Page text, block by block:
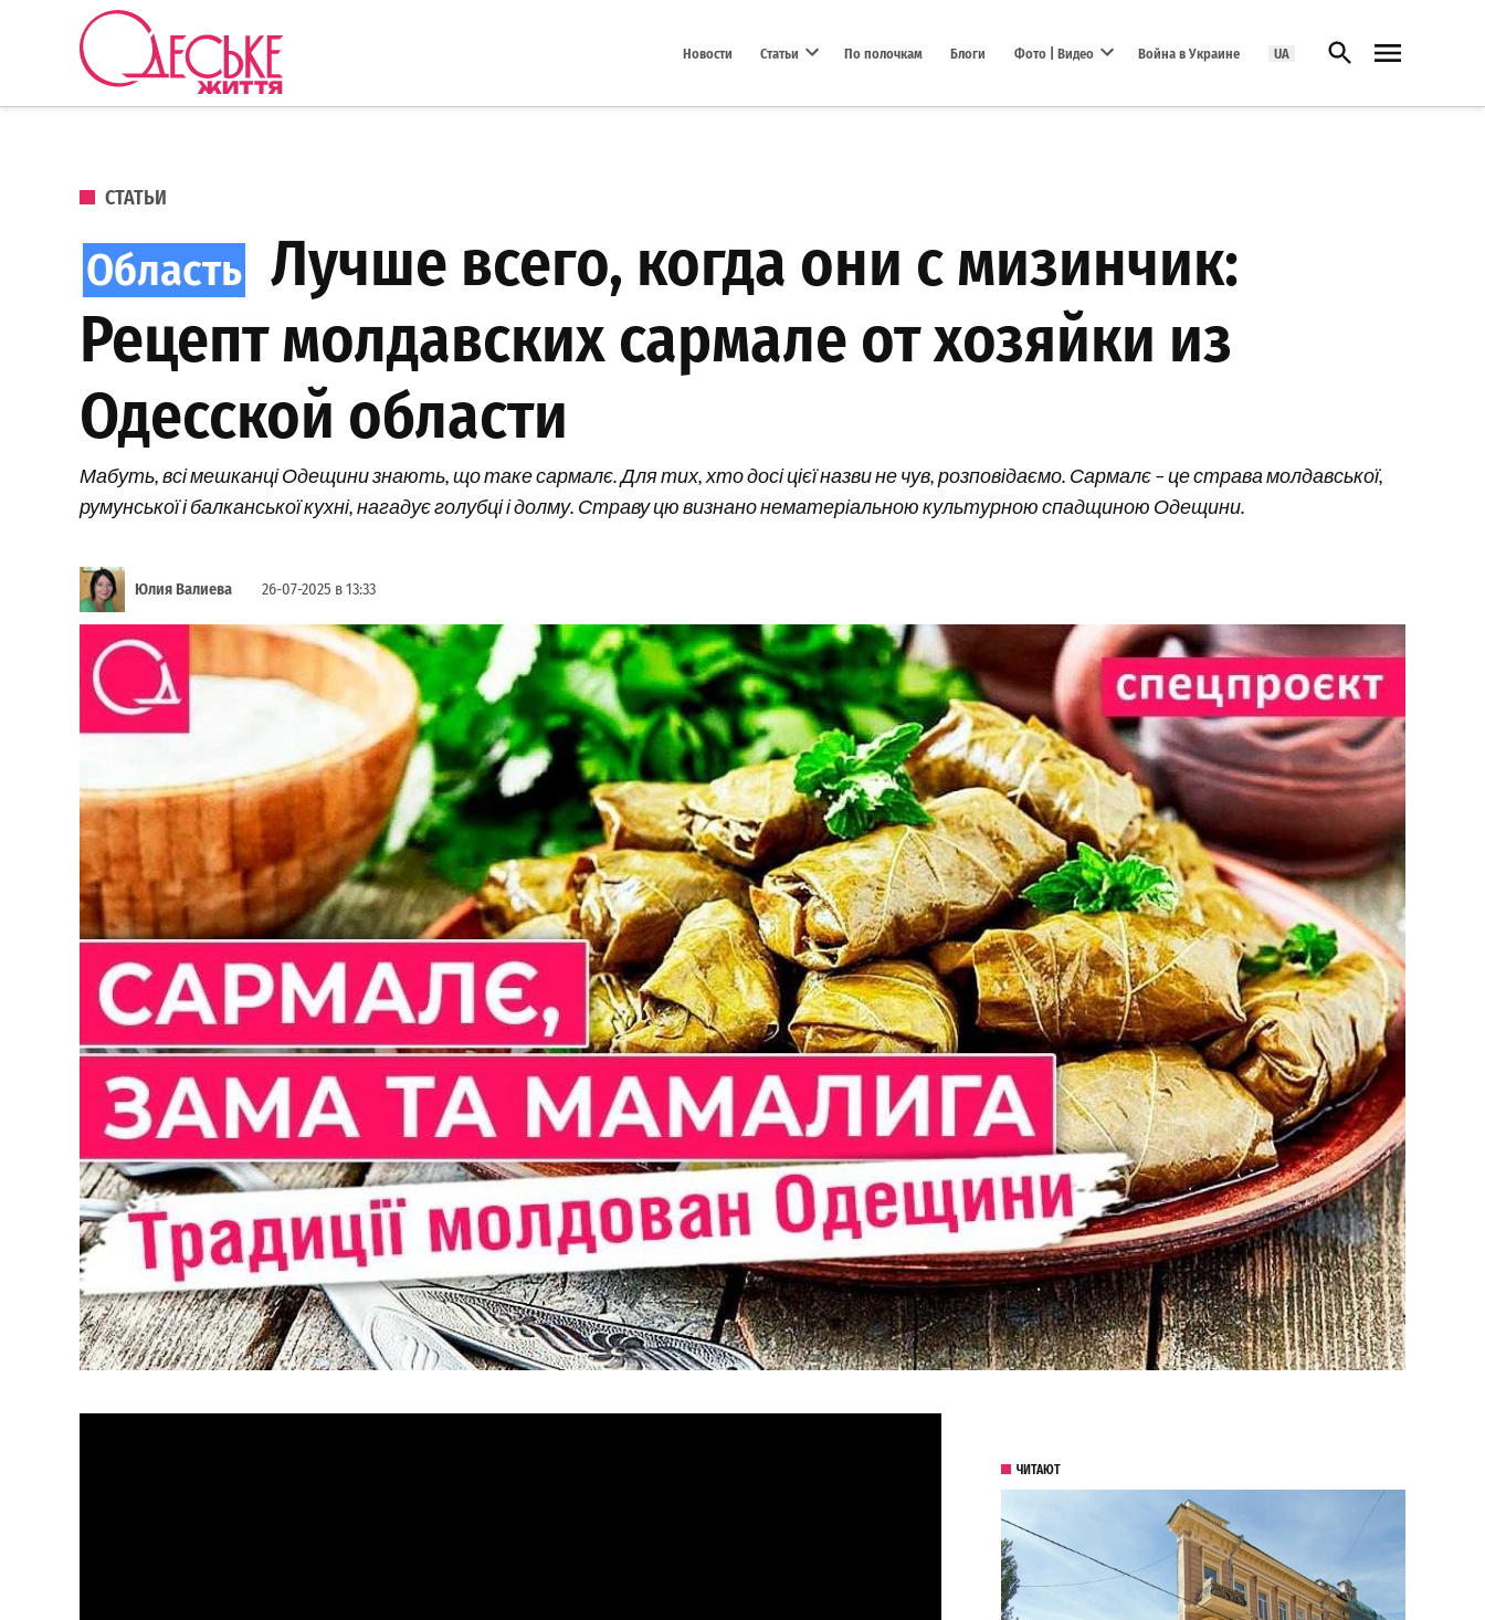
Перейти к содержанию
Новости Статьи По полочкам Блоги Фото | Видео Война в Украине UA Открыть поиск
ОПУБЛИКОВАНО В
СТАТЬИ
Лучше всего, когда они с мизинчик:
Рецепт молдавских сармале от хозяйки из
Одесской области
Мабуть, всі мешканці Одещини знають, що таке сармалє. Для тих, хто досі цієї назви не чув, розповідаємо. Сармалє – це страва молдавської,
румунської і балканської кухні, нагадує голубці і долму. Страву цю визнано нематеріальною культурною спадщиною Одещини.
Юлия Валиева 26-07-2025 в 13:33
ЧИТАЮТ